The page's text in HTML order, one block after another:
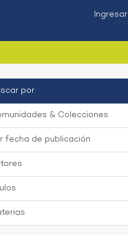
Ingresar
por
& Colecciones
fecha de publicación